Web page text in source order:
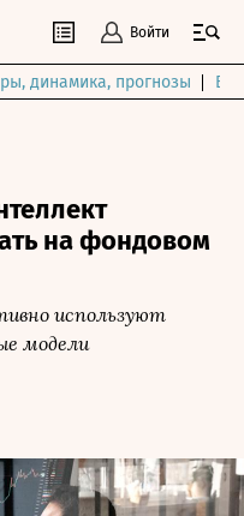
Войти
динамика, прогнозы
на фондовом
используют
модели